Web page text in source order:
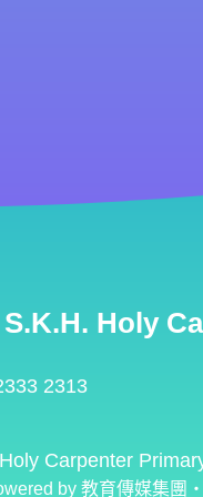
S.K.H. Holy
2313
Carpenter
by 教育傳媒集團 ‧